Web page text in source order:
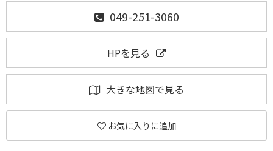
049-251-3060
HPを見る
大きな地図で見る
お気に入りに追加